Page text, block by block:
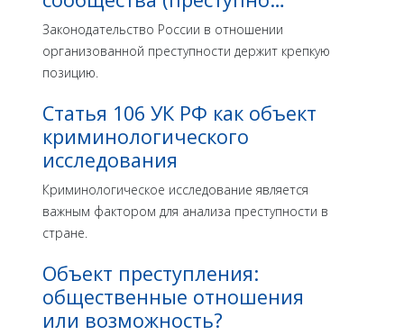
Законодательство России в отношении
организован­ной преступности держит крепкую
позицию.
Статья 106 УК РФ как объект
криминологического
исследования
Криминологическое исследование является
важным фактором для анализа преступности в
стране.
Объект преступления:
общественные отношения
или возможность?